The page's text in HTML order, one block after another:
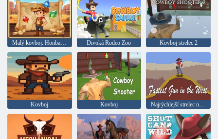
Divoká Rodeo Zoo Kovboj strelec 2
Kovboj Kovboj Najrýchlejší strelec na divokom západe